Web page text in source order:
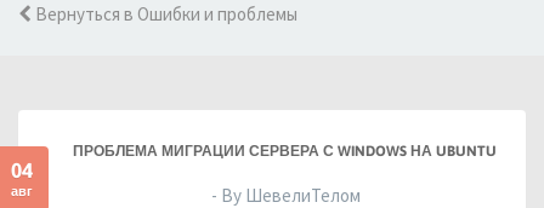
Вернуться в Ошибки и проблемы
04
авг
ПРОБЛЕМА МИГРАЦИИ СЕРВЕРА С WINDOWS НА UBUNTU
- By ШевелиТелом